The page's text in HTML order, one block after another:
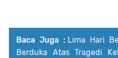
Baca Juga : Lima Hari
Berduka Atas Tragedi